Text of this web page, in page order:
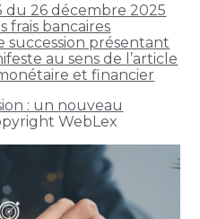
du 26 décembre 2025
frais bancaires
succession présentant
au sens de l’article
et financier
: un nouveau
WebLex